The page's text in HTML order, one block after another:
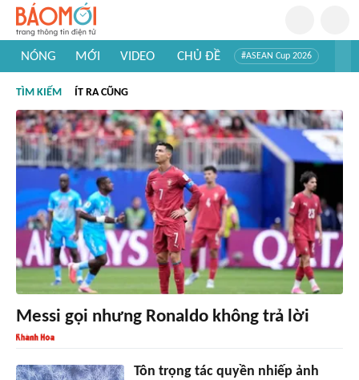
NÓNG MỚI VIDEO CHỦ ĐỀ #ASEAN Cup 2026
#Khám phá thế giới
TÌM KIẾM ÍT RA CŨNG
Messi gọi nhưng Ronaldo không trả lời
Tôn trọng tác quyền nhiếp ảnh